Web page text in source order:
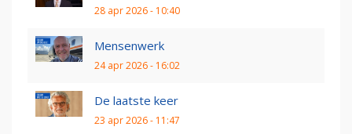
28 apr 2026 - 10:40
Mensenwerk
24 apr 2026 - 16:02
De laatste keer
23 apr 2026 - 11:47